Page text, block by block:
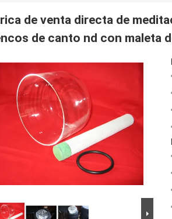
de venta directa de
de canto nd con maleta